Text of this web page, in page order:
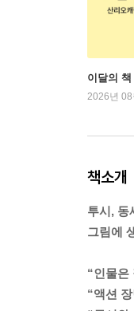
이달의
2026년 08
책소개
투시, 동
그림에
“인물은
“액션